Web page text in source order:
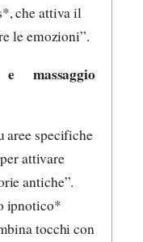
che attiva il
le emozioni”.
massaggio
aree specifiche
attivare
antiche”.
ipnotico*
tocchi con